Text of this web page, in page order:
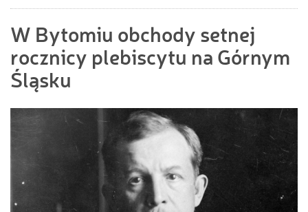
W Bytomiu obchody setnej
rocznicy plebiscytu na Górnym
Śląsku